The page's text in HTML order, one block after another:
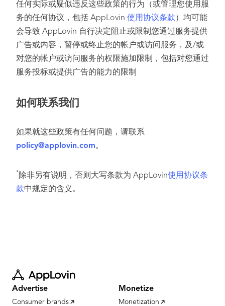
任何实际或疑似违反这些政策的行为（或管理您使用服
务的任何协议，包括 AppLovin 使用协议条款 ）均可能
会导致 AppLovin 自行决定阻止或限制您通过服务提供
广告或内容，暂停或终止您的帐户或访问服务，及/或
对您的帐户或访问服务的权限施加限制，包括对您通过
服务投标或提供广告的能力的限制
如何联系我们
如果就这些政策有任何问题，请联系
policy@applovin.com。
*除非另有说明，否则大写条款为 AppLovin使用协议条
款中规定的含义。
Advertise
Consumer brands
Monetize
Monetization